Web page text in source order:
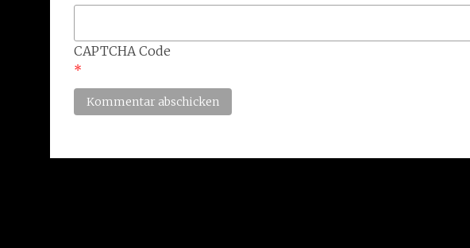
CAPTCHA Code
*